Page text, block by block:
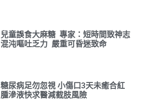
兒童誤食大麻糖 專家：短時間致神志
混沌嘔吐乏力 嚴重可昏迷致命
糖尿病足勿忽視 小傷口3天未癒合紅
腫滲液快求醫減截肢風險